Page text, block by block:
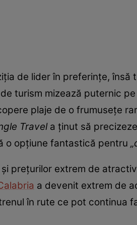
de lider în preferințe,
turism mizează puternic
plaje de o frumusețe
Travela ținut să
o opțiune fantastică pentru
prețurilor extrem de
a devenit extrem de
în rute ce pot continua